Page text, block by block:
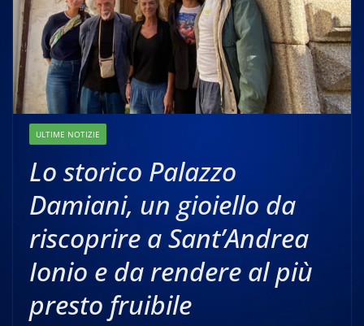
ULTIME NOTIZIE
Lo storico Palazzo
Damiani, un gioiello da
riscoprire a Sant’Andrea
Ionio e da rendere al più
presto fruibile